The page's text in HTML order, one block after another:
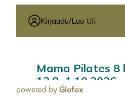
powered byGlofox